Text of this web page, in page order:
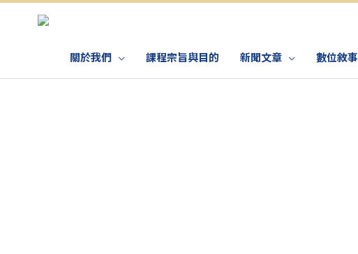
關於我們 課程宗旨與目的 新聞文章 數位敘事